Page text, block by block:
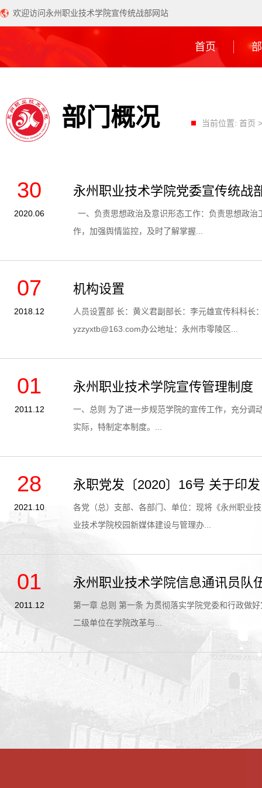
欢迎访问永州职业技术学院宣传统战部网站
首页
部门概况 当前位置: 首页
30
2020.06
永州职业技术学院党委宣传统战
一、负责思想政治及意识形态工作：负责思想政
作，加强舆情监控，及时了解掌握...
07
2018.12
机构设置
人员设置部 长：黄义君副部长：李元雄宣传科科
yzzyxtb@163.com办公地址：永州市零陵区...
01
2011.12
永州职业技术学院宣传管理制度
一、总则 为了进一步规范学院的宣传工作，充分调动师生员工搞好宣传工作的积极性，内聚人心，外塑形象，为学院的改革发展稳定营造一个良好的舆论氛围。根据有关文件精神，结合我院
实际，特制定本制度。...
28
2021.10
永职党发〔2020〕16号 关于印
各党（总）支部、各部门、单位：现将《永州职业
业技术学院校园新媒体建设与管理办...
01
2011.12
永州职业技术学院信息通讯员队
第一章 总则 第一条 为贯彻落实学院党委和行政做好宣传报道工作的要求，建立并逐步完善二级单位新闻宣传信息通讯员队伍，充分发挥新闻信息通讯员在宣传工作中的重要作用，全面展示各
二级单位在学院改革与...